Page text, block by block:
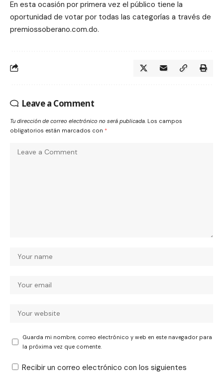
En esta ocasión por primera vez el público tiene la
oportunidad de votar por todas las categorías a través de
premiossoberano.com.do.
Leave a Comment
Tu dirección de correo electrónico no será publicada. Los campos
obligatorios están marcados con *
Guarda mi nombre, correo electrónico y web en este navegador para
la próxima vez que comente.
Recibir un correo electrónico con los siguientes